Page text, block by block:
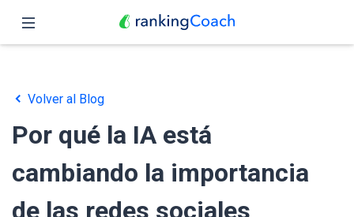
Funciones
Precio
Revendedores
Volver al Blog
Por qué la IA está
cambiando la importancia
de las redes sociales